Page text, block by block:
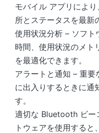
モバイル アプリによ
所とステータスを最新
使用状況分析 – ソフト
時間、使用状況のメト
を最適化できます。
アラートと通知 – 重
に出入りするときに通
す。
適切な Bluetooth ビー
トウェアを使用する